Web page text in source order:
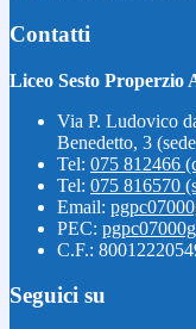
Contatti
Liceo Sesto Properzio
Via P. Ludovico
Benedetto, 3
Tel: 075 812466
Tel: 075 816570
Email:
PEC:
C.F.:
Seguici su